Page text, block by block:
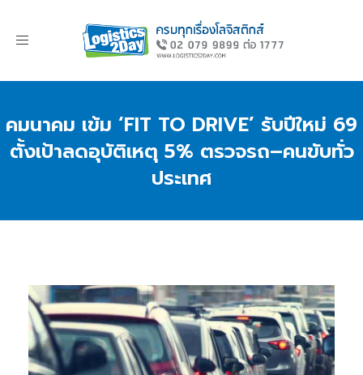
Toggle
คมนาคม เข้ม ‘FIT TO DRIVE’ รับปีใหม่ 69
ตั้งเป้าลดอุบัติเหตุ 5% ตรวจรถ–คนขับทั่ว
ประเทศ